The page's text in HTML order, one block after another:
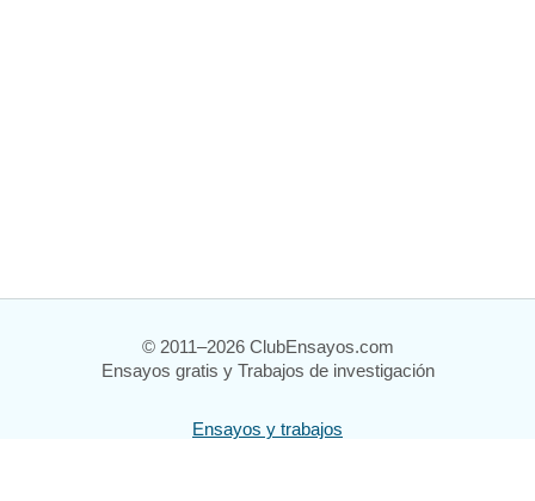
© 2011–2026 ClubEnsayos.com
Ensayos gratis y Trabajos de investigación
Ensayos y trabajos